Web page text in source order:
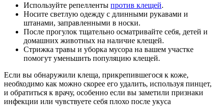
Используйте репелленты против клещей.
Носите светлую одежду с длинными рукавами и
штанами, заправленными в носки.
После прогулок тщательно осматривайте себя, детей и
домашних животных на наличие клещей.
Стрижка травы и уборка мусора на вашем участке
помогут уменьшить популяцию клещей.
Если вы обнаружили клеща, прикрепившегося к коже,
необходимо как можно скорее его удалить, используя пинцет,
и обратиться к врачу, особенно если вы заметили признаки
инфекции или чувствуете себя плохо после укуса